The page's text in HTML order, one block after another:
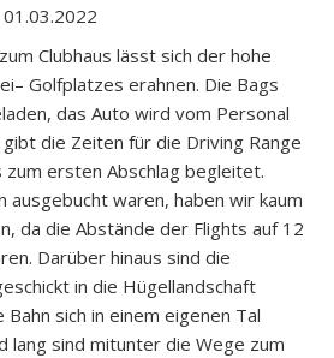
01.03.2022
Clubhaus lässt sich der hohe
Golfplatzes erahnen. Die Bags
das Auto wird vom Personal
die Zeiten für die Driving Range
ersten Abschlag begleitet.
ausgebucht waren, haben wir kaum
da die Abstände der Flights auf 12
Darüber hinaus sind die
in die Hügellandschaft
sich in einem eigenen Tal
lang sind mitunter die Wege zum